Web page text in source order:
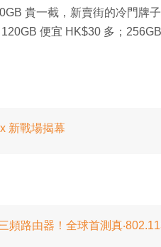
貴一截，新賣街的冷門牌
便宜 HK$30 多；
新戰場揭幕
路由器！全球首測真